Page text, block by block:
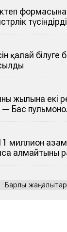
түсіндірді
қалай білуге
жылына екі
— Бас
миллион
алмайтыны
Барлық жаңалықтар